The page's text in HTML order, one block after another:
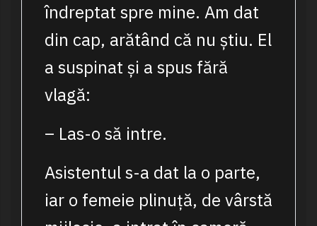
îndreptat spre mine. Am dat
din cap, arătând că nu știu. El
a suspinat și a spus fără
vlagă:
– Las-o să intre.
Asistentul s-a dat la o parte,
iar o femeie plinuță, de vârstă